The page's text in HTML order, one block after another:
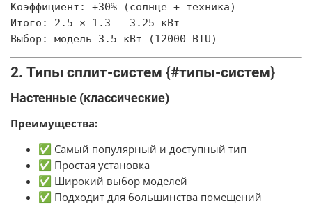
Коэффициент: +30% (солнце + техника)
Итого: 2.5 × 1.3 = 3.25 кВт
2. Типы сплит-систем {#типы-систем}
Настенные (классические)
Преимущества:
✅ Самый популярный и доступный тип
✅ Простая установка
✅ Широкий выбор моделей
✅ Подходит для большинства помещений